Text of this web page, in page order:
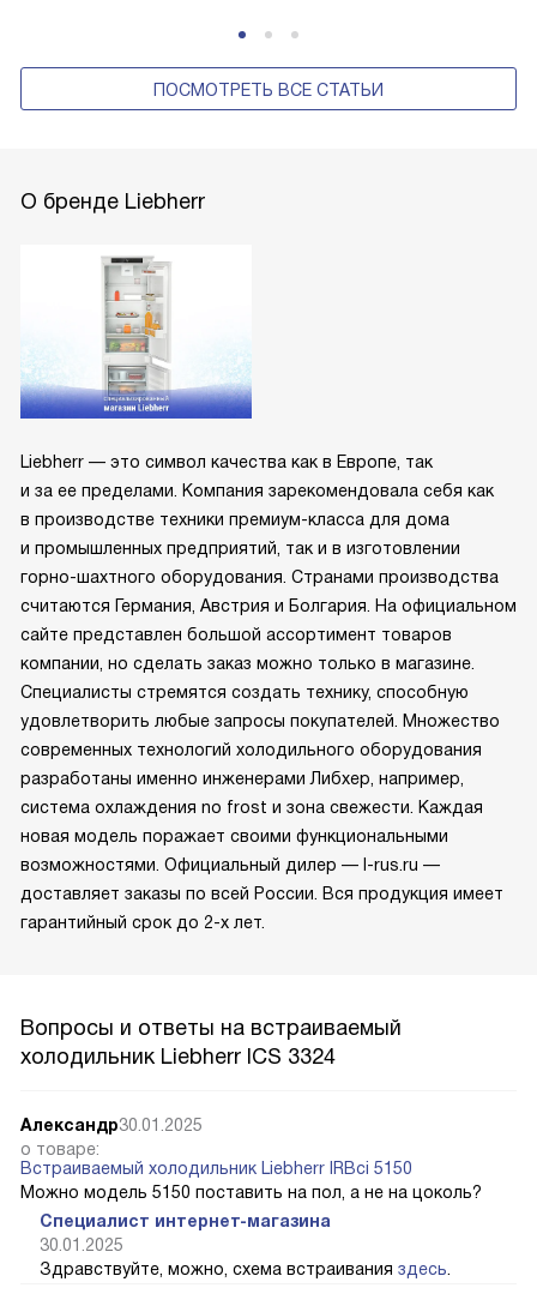
ПОСМОТРЕТЬ ВСЕ СТАТЬИ
О бренде Liebherr
Liebherr — это символ качества как в Европе, так
и за ее пределами. Компания зарекомендовала себя как
в производстве техники премиум-класса для дома
и промышленных предприятий, так и в изготовлении
горно-шахтного оборудования. Странами производства
считаются Германия, Австрия и Болгария. На официальном
сайте представлен большой ассортимент товаров
компании, но сделать заказ можно только в магазине.
Специалисты стремятся создать технику, способную
удовлетворить любые запросы покупателей. Множество
современных технологий холодильного оборудования
разработаны именно инженерами Либхер, например,
система охлаждения no frost и зона свежести. Каждая
новая модель поражает своими функциональными
возможностями. Официальный дилер — l-rus.ru —
доставляет заказы по всей России. Вся продукция имеет
гарантийный срок до 2-х лет.
Вопросы и ответы на встраиваемый
холодильник Liebherr ICS 3324
Александр30.01.2025
о товаре:
Встраиваемый холодильник Liebherr IRBci 5150
Можно модель 5150 поставить на пол, а не на цоколь?
Специалист интернет-магазина
30.01.2025
Здравствуйте, можно, схема встраивания здесь